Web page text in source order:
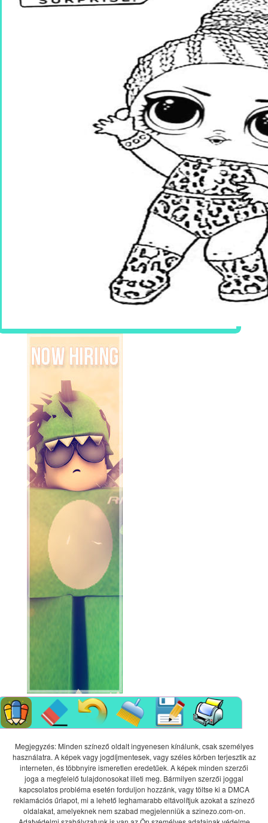
Megjegyzés: Minden színező oldalt ingyenesen kínálunk, csak személyes
használatra. A képek vagy jogdíjmentesek, vagy széles körben terjesztik az
interneten, és többnyire ismeretlen eredetűek. A képek minden szerzői
joga a megfelelő tulajdonosokat illeti meg. Bármilyen szerzői joggal
kapcsolatos probléma esetén forduljon hozzánk, vagy töltse ki a DMCA
reklamációs űrlapot, mi a lehető leghamarabb eltávolítjuk azokat a színező
oldalakat, amelyeknek nem szabad megjelenniük a szinezo.com-on.